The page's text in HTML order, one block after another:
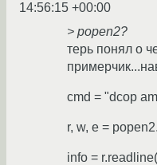
14:56:15 +00:00
> popen2?
терь понял о
cmd = "dcop
r, w, e =
info =